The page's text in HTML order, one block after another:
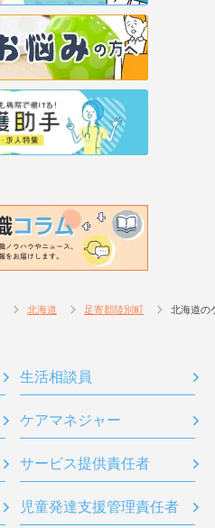
北海道 足寄郡陸別町 北海道の
生活相談員
ケアマネジャー
サービス提供責任者
児童発達支援管理責任者